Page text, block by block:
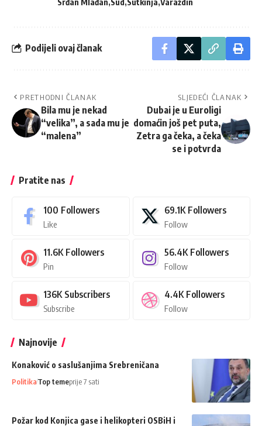
Podijeli ovaj članak
PRETHODNI ČLANAK
Bila mu je nekad
“velika”, a sada mu je
“malena”
SLJEDEĆI ČLANAK
Dubai je u Euroligi
domaćin još pet puta,
Zetra ga čeka, a čeka
se i potvrda
Pratite nas
100 Followers
Like
69.1K Followers
Follow
11.6K Followers
Pin
56.4K Followers
Follow
136K Subscribers
Subscribe
4.4K Followers
Follow
Najnovije
Konaković o saslušanjima Srebreničana
PolitikaTop temeprije 7 sati
Požar kod Konjica gase i helikopteri OSBiH i